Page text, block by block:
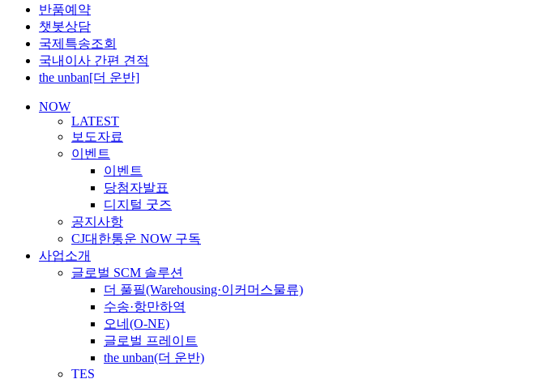
반품예약
챗봇상담
국제특송조회
국내이사 간편 견적
the unban[더 운반]
NOW
LATEST
보도자료
이벤트
이벤트
당첨자발표
디지털 굿즈
공지사항
CJ대한통운 NOW 구독
사업소개
글로벌 SCM 솔루션
더 풀필(Warehousing·이커머스물류)
수송·항만하역
오네(O-NE)
글로벌 프레이트
the unban(더 운반)
TES